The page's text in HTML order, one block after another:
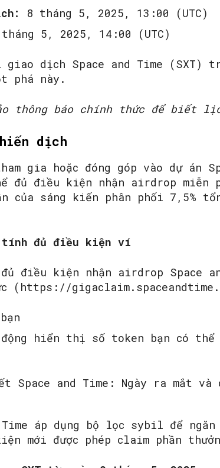
8 tháng 5, 2025, 13:00 (UTC)
5, 2025, 14:00 (UTC)
dịch Space and Time (SXT)
phá này.
thông báo chính thức để biết
dịch
gia hoặc đóng góp vào dự án
đủ điều kiện nhận airdrop miễn
của sáng kiến phân phối 7,5%
tính đủ điều kiện ví
điều kiện nhận airdrop Space
(https://
hiển thị số token bạn có thể
Time áp dụng bộ lọc sybil để
mới được phép claim phần